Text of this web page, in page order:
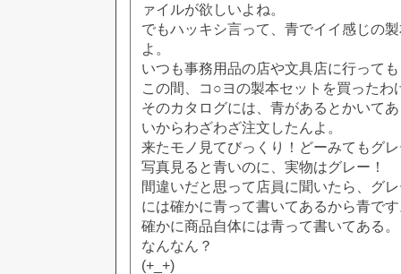
ァイルが欲しいよね。
でもハッキシ言って、青でイイ感じの
よ。
いつも事務用品の店や文具店に行って
この間、コ○ヨの製本セットを買ったわ
そのカタログには、青があるとかいて
いからわざわざ注文したんよ。
来たモノ見てびっくり！どーみてもグ
写真見ると青いのに、実物はグレー！
間違いだと思って店員に聞いたら、グ
には確かに青って書いてあるから青で
確かに商品自体には青って書いてある。
なんなん？
(+_+)